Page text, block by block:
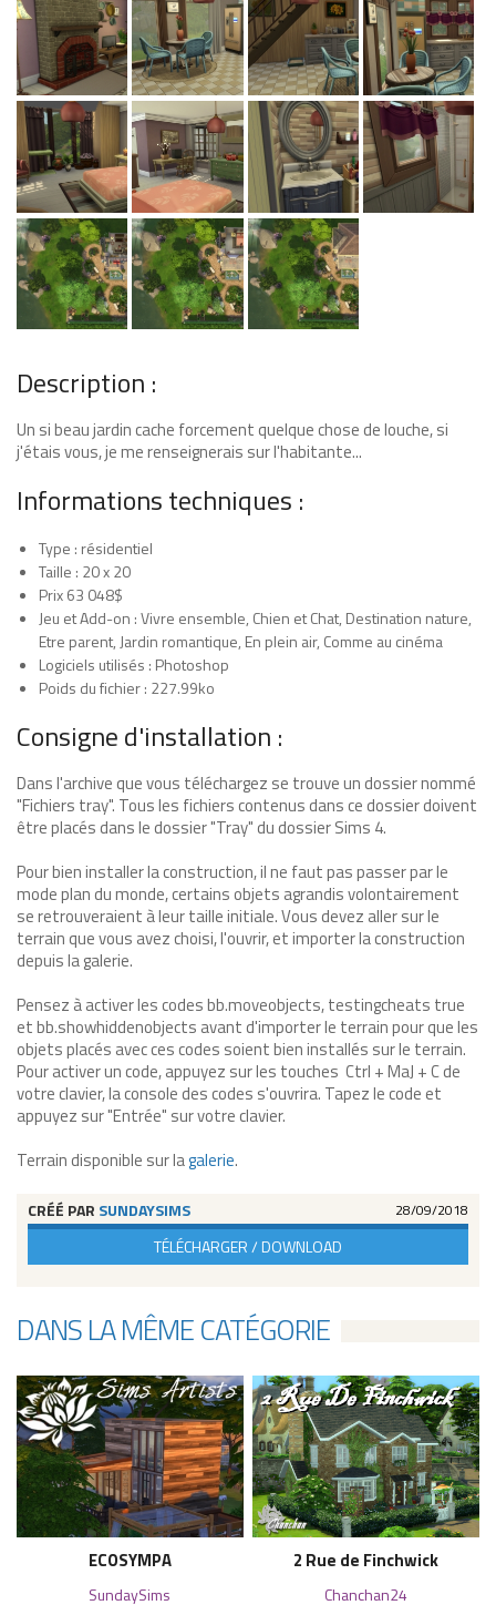
Description :
Un si beau jardin cache forcement quelque chose de louche, si
j'étais vous, je me renseignerais sur l'habitante...
Informations techniques :
Type : résidentiel
Taille : 20 x 20
Prix 63 048$
Jeu et Add-on : Vivre ensemble, Chien et Chat, Destination nature,
Etre parent, Jardin romantique, En plein air, Comme au cinéma
Logiciels utilisés : Photoshop
Poids du fichier : 227.99ko
Consigne d'installation :
Dans l'archive que vous téléchargez se trouve un dossier nommé
"Fichiers tray". Tous les fichiers contenus dans ce dossier doivent
être placés dans le dossier "Tray" du dossier Sims 4.
Pour bien installer la construction, il ne faut pas passer par le
mode plan du monde, certains objets agrandis volontairement
se retrouveraient à leur taille initiale. Vous devez aller sur le
terrain que vous avez choisi, l'ouvrir, et importer la construction
depuis la galerie.
Pensez à activer les codes bb.moveobjects, testingcheats true
et bb.showhiddenobjects avant d'importer le terrain pour que les
objets placés avec ces codes soient bien installés sur le terrain.
Pour activer un code, appuyez sur les touches Ctrl + MaJ + C de
votre clavier, la console des codes s'ouvrira. Tapez le code et
appuyez sur "Entrée" sur votre clavier.
Terrain disponible sur lagalerie.
CRÉÉ PAR SUNDAYSIMS 28/09/2018
TÉLÉCHARGER / DOWNLOAD
DANS LA MÊME CATÉGORIE
ECOSYMPA
SundaySims
2 Rue de Finchwick
Chanchan24